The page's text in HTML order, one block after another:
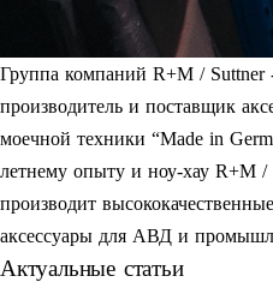
Группа компаний R+M /
производитель и поставщик
моечной техники “Made in
летнему опыту и ноу-хау R+M /
производит
аксессуары для АВД и
Актуальные статьи